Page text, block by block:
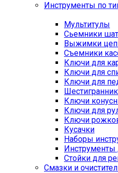
Инструменты по
Мультитулы
Сьемники
Выжимки
Съемники
Ключи для
Ключи для
Ключи для
Ключи
Ключи для
Ключи
Кусачки
Наборы
Инструменты
Стойки для
Смазки и